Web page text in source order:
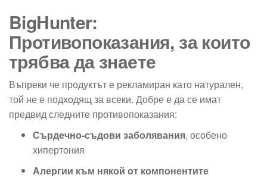
BigHunter:
Противопоказания, за които
трябва да знаете
Въпреки че продуктът е рекламиран като натурален,
той не е подходящ за всеки. Добре е да се имат
предвид следните противопоказания:
Сърдечно-съдови заболявания, особено
хипертония
Алергии към някой от компонентите